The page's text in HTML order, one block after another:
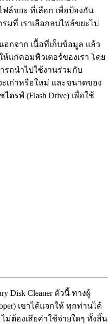
ไฟล์ขยะ ที่เลือก เพื่อป้องกัน
มที่ เราเลือกลบไฟล์ขยะไป
กจาก เนื้อที่เก็บข้อมูล แล้ว
แก่คอมพิวเตอร์ของเรา โดย
รถนำไปใช้งานร่วมกับ
เก่าหรือใหม่ และขนาดของ
ดรฟ์ (Flash Drive) เพื่อใช้
Disk Cleaner ตัวนี้ ทางผู้
เขาได้แจกให้ ทุกท่านได้
ม่ต้องเสียค่าใช้จ่ายใดๆ ทั้งสิ้น